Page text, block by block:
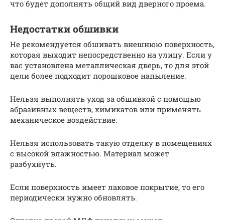
что будет дополнять общий вид дверного проема.
Недостатки обшивки
Не рекомендуется обшивать внешнюю поверхность,
которая выходит непосредственно на улицу. Если у
вас установлена металлическая дверь, то для этой
цели более подходит порошковое напыление.
Нельзя выполнять уход за обшивкой с помощью
абразивных веществ, химикатов или применять
механическое воздействие.
Нельзя использовать такую отделку в помещениях
с высокой влажностью. Материал может
разбухнуть.
Если поверхность имеет лаковое покрытие, то его
периодически нужно обновлять.